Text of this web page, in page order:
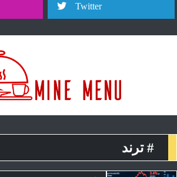
Twitter
# ترند